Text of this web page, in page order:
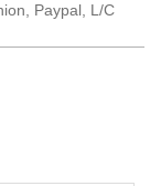
Paypal, L/C